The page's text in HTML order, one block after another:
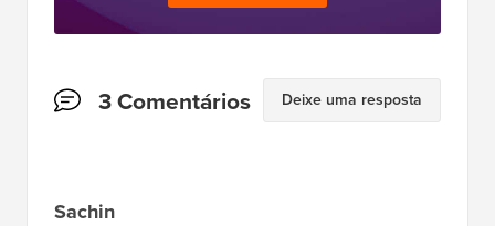
Interações
3 Comentários Deixe uma resposta
Sachin